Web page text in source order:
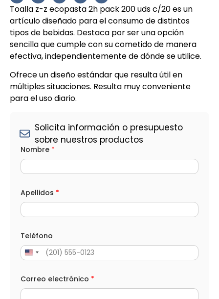
Toalla z-z ecopasta 2h pack 200 uds c/20 es un
artículo diseñado para el consumo de distintos
tipos de bebidas. Destaca por ser una opción
sencilla que cumple con su cometido de manera
efectiva, independientemente de dónde se utilice.
Ofrece un diseño estándar que resulta útil en
múltiples situaciones. Resulta muy conveniente
para el uso diario.
Solicita información o presupuesto
sobre nuestros productos
L
O
D
e
é
f
n
Nombre *
Apellidos *
Teléfono
Correo electrónico *